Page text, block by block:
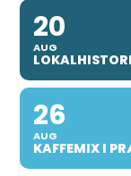
20
AUG
26
AUG
KAFFEMIX I